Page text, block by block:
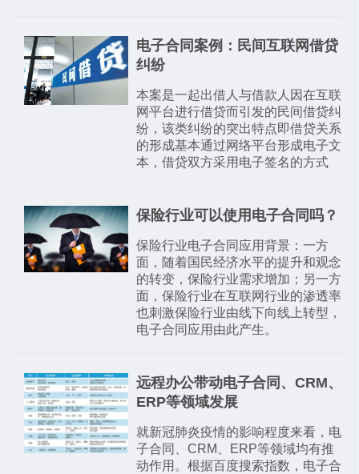
电子合同案例：民间互联网借贷
纠纷
本案是一起出借人与借款人因在互联
网平台进行借贷而引发的民间借贷纠
纷，该类纠纷的突出特点即借贷关系
的形成基本通过网络平台形成电子文
本，借贷双方采用电子签名的方式
保险行业可以使用电子合同吗？
保险行业电子合同应用背景：一方
面，随着国民经济水平的提升和观念
的转变，保险行业需求增加；另一方
面，保险行业在互联网行业的渗透率
也刺激保险行业由线下向线上转型，
电子合同应用由此产生。
远程办公带动电子合同、CRM、
ERP等领域发展
就新冠肺炎疫情的影响程度来看，电
子合同、CRM、ERP等领域均有推
动作用。根据百度搜索指数，电子合